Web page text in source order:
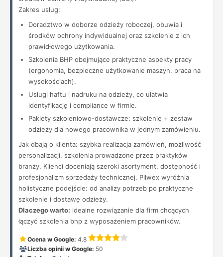
Zakres usług:
Doradztwo w doborze odzieży roboczej, obuwia i
środków ochrony indywidualnej oraz szkolenie z ich
prawidłowego użytkowania.
Szkolenia BHP obejmujące praktyczne aspekty pracy
(ergonomia, bezpieczne użytkowanie maszyn, praca na
wysokościach).
Usługi haftu i nadruku na odzieży, co ułatwia
identyfikację i compliance w firmie.
Pakiety szkoleniowo-dostawcze: szkolenie + zestaw
odzieży dla nowego pracownika w jednym zamówieniu.
Jak dbają o klienta: szybka realizacja zamówień, możliwość
personalizacji, szkolenia prowadzone przez praktyków
branży. Klienci doceniają szeroki asortyment, dostępność i
profesjonalizm sprzedaży technicznej. Pilwex wyróżnia
holistyczne podejście: od analizy potrzeb po praktyczne
szkolenie i dostawę odzieży.
Dlaczego warto: idealne rozwiązanie dla firm chcących
łączyć szkolenia bhp z wyposażeniem pracowników.
Ocena w Google: 4.8
Liczba opinii w Google: 50